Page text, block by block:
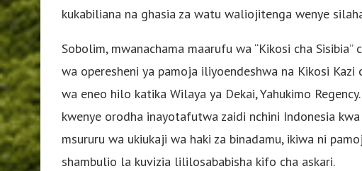
kukabiliana na ghasia za watu waliojitenga wenye
Sobolim, mwanachama maarufu wa “Kikosi cha
wa operesheni ya pamoja iliyoendeshwa na Kikosi
wa eneo hilo katika Wilaya ya Dekai, Yahukimo
kwenye orodha inayotafutwa zaidi nchini Indonesia
msururu wa ukiukaji wa haki za binadamu, ikiwa ni
shambulio la kuvizia lililosababisha kifo cha askari.